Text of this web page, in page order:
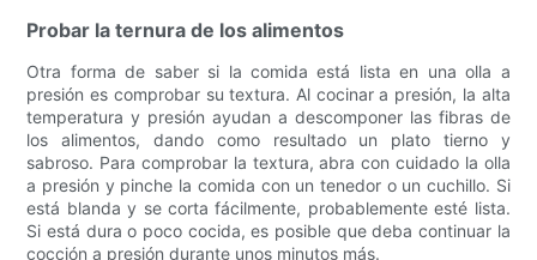
Probar la ternura de los alimentos
Otra forma de saber si la comida está lista en una olla a
presión es comprobar su textura. Al cocinar a presión, la alta
temperatura y presión ayudan a descomponer las fibras de
los alimentos, dando como resultado un plato tierno y
sabroso. Para comprobar la textura, abra con cuidado la olla
a presión y pinche la comida con un tenedor o un cuchillo. Si
está blanda y se corta fácilmente, probablemente esté lista.
Si está dura o poco cocida, es posible que deba continuar la
cocción a presión durante unos minutos más.